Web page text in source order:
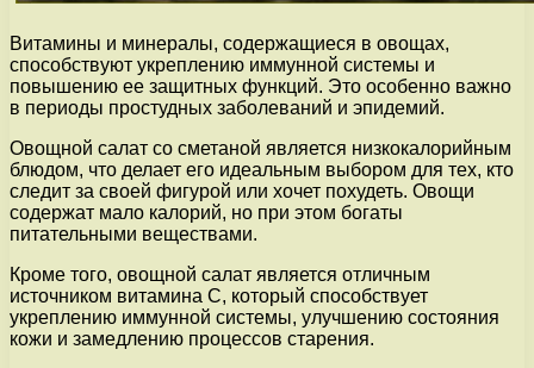
Витамины и минералы, содержащиеся в овощах,
способствуют укреплению иммунной системы и
повышению ее защитных функций. Это особенно важно
в периоды простудных заболеваний и эпидемий.
Овощной салат со сметаной является низкокалорийным
блюдом, что делает его идеальным выбором для тех, кто
следит за своей фигурой или хочет похудеть. Овощи
содержат мало калорий, но при этом богаты
питательными веществами.
Кроме того, овощной салат является отличным
источником витамина С, который способствует
укреплению иммунной системы, улучшению состояния
кожи и замедлению процессов старения.